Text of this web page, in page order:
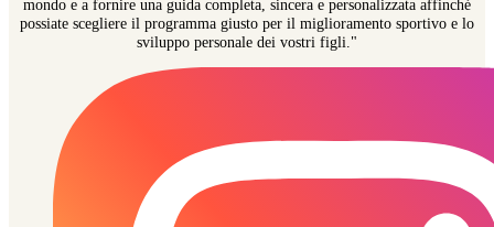
mondo e a fornire una guida completa, sincera e personalizzata affinché
possiate scegliere il programma giusto per il miglioramento sportivo e lo
sviluppo personale dei vostri figli."